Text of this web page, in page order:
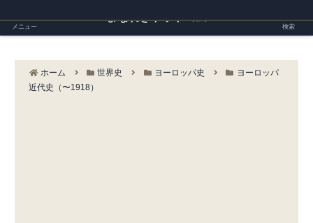
ホーム 世界史 ヨーロッパ史
ヨーロッパ
近代史（〜1918）
メニュー 検索